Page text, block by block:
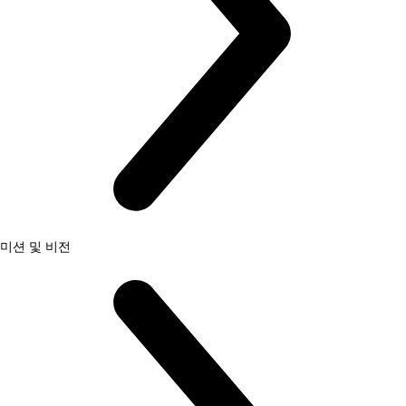
미션 및 비전